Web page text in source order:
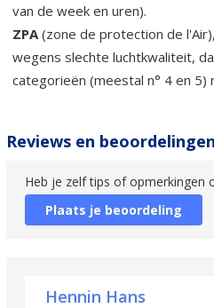
van de week en uren).
ZPA (zone de protection de
wegens slechte luchtkwaliteit,
categorieën (meestal n° 4 en 5)
Reviews en
Heb je zelf tips of opmerkingen
Plaats je beoordeling
Hennin Hans